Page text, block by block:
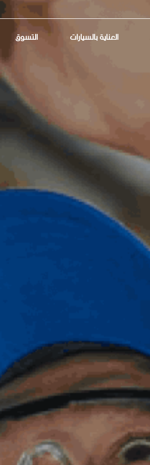
العناية بالسيارات التسوق